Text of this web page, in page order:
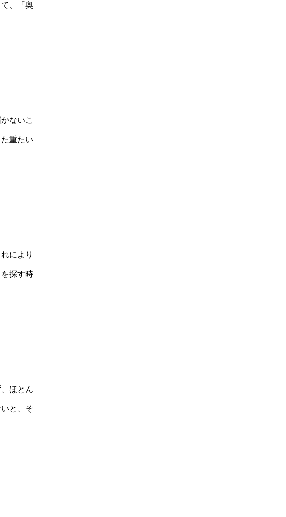
、「奥
ないこ
重たい
により
探す時
ほとん
と、そ